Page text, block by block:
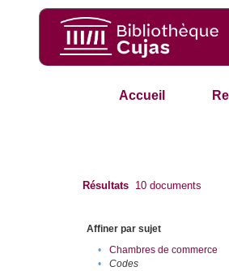
Accueil
Résultats 10 documents
Affiner par sujet
•
Chambres de commerce
•
Codes